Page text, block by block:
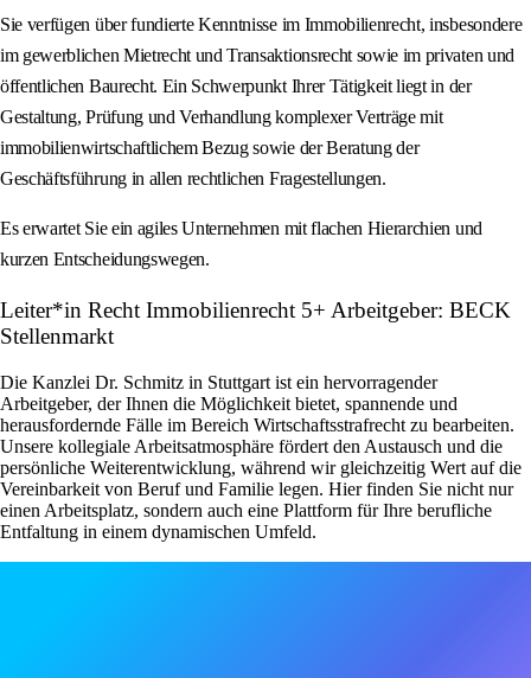
Sie verfügen über fundierte Kenntnisse im Immobilienrecht, insbesondere
im gewerblichen Mietrecht und Transaktionsrecht sowie im privaten und
öffentlichen Baurecht. Ein Schwerpunkt Ihrer Tätigkeit liegt in der
Gestaltung, Prüfung und Verhandlung komplexer Verträge mit
immobilienwirtschaftlichem Bezug sowie der Beratung der
Geschäftsführung in allen rechtlichen Fragestellungen.
Es erwartet Sie ein agiles Unternehmen mit flachen Hierarchien und
kurzen Entscheidungswegen.
Leiter*in Recht Immobilienrecht 5+ Arbeitgeber: BECK
Stellenmarkt
Die Kanzlei Dr. Schmitz in Stuttgart ist ein hervorragender
Arbeitgeber, der Ihnen die Möglichkeit bietet, spannende und
herausfordernde Fälle im Bereich Wirtschaftsstrafrecht zu bearbeiten.
Unsere kollegiale Arbeitsatmosphäre fördert den Austausch und die
persönliche Weiterentwicklung, während wir gleichzeitig Wert auf die
Vereinbarkeit von Beruf und Familie legen. Hier finden Sie nicht nur
einen Arbeitsplatz, sondern auch eine Plattform für Ihre berufliche
Entfaltung in einem dynamischen Umfeld.